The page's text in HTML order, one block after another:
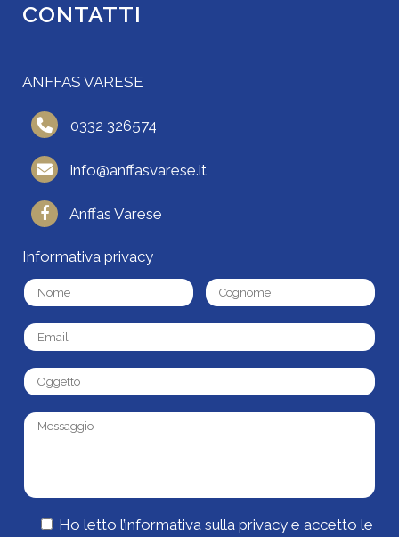
CONTATTI
ANFFAS VARESE
0332 326574
info@anffasvarese.it
Anffas Varese
Informativa privacy
Ho letto l’informativa sulla privacy e accetto le